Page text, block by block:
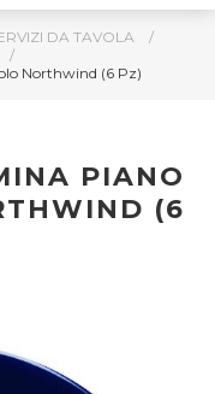
DA TAVOLA
/
/
Northwind (6 Pz)
PIANO
(6